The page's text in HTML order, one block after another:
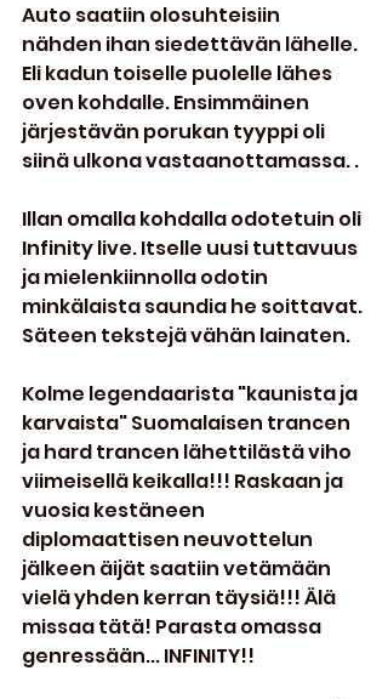
Auto saatiin olosuhteisiin
nähden ihan siedettävän lähelle.
Eli kadun toiselle puolelle lähes
oven kohdalle. Ensimmäinen
järjestävän porukan tyyppi oli
siinä ulkona vastaanottamassa. .
Illan omalla kohdalla odotetuin oli
Infinity live. Itselle uusi tuttavuus
ja mielenkiinnolla odotin
minkälaista saundia he soittavat.
Säteen tekstejä vähän lainaten.
Kolme legendaarista "kaunista ja
karvaista" Suomalaisen trancen
ja hard trancen lähettilästä viho
viimeisellä keikalla!!! Raskaan ja
vuosia kestäneen
diplomaattisen neuvottelun
jälkeen äijät saatiin vetämään
vielä yhden kerran täysiä!!! Älä
missaa tätä! Parasta omassa
genressään... INFINITY!!